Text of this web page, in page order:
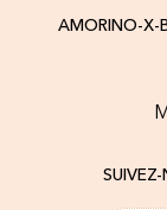
AMORINO-X-
SUIVEZ-